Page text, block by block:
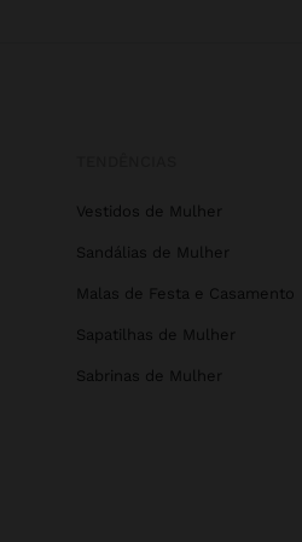
Vestidos de Mulher
Sandálias de Mulher
Malas de Festa e Casamento
Sapatilhas de Mulher
Sabrinas de Mulher